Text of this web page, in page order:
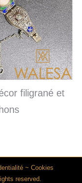
filigrané et
~ Cookies
reserved.